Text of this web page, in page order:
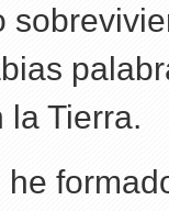
la Tierra.